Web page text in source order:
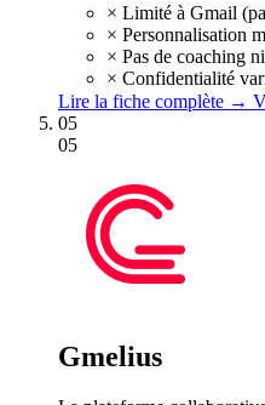
× Limité à Gmail
× Personnalisation
× Pas de coaching
× Confidentialité
Lire la fiche complète →
05
05
Gmelius